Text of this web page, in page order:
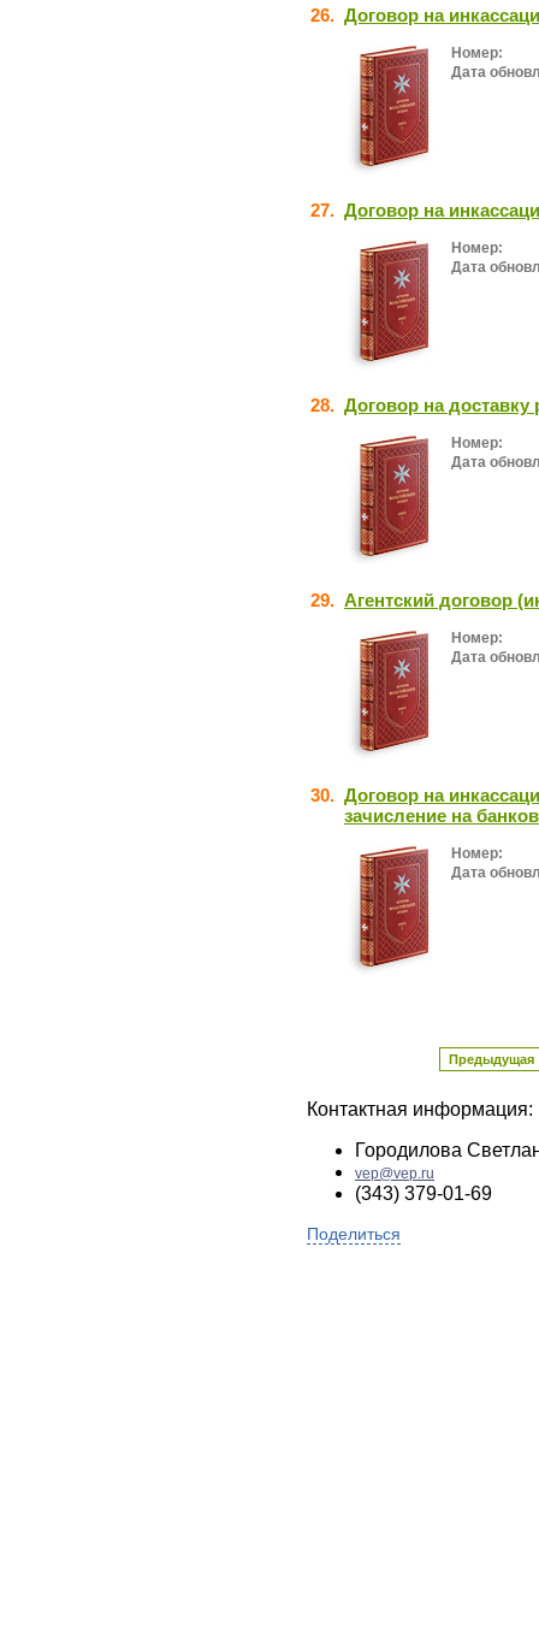
26. Договор на
Номер:
Дата
27. Договор на
Номер:
Дата
28. Договор на
Номер:
Дата
29. Агентский договор
Номер:
Дата
30. Договор на
зачисление на
Номер:
Дата
Предыдущая
Контактная информация:
Городилова
vep@vep.ru
(343) 379-01-69
Поделиться